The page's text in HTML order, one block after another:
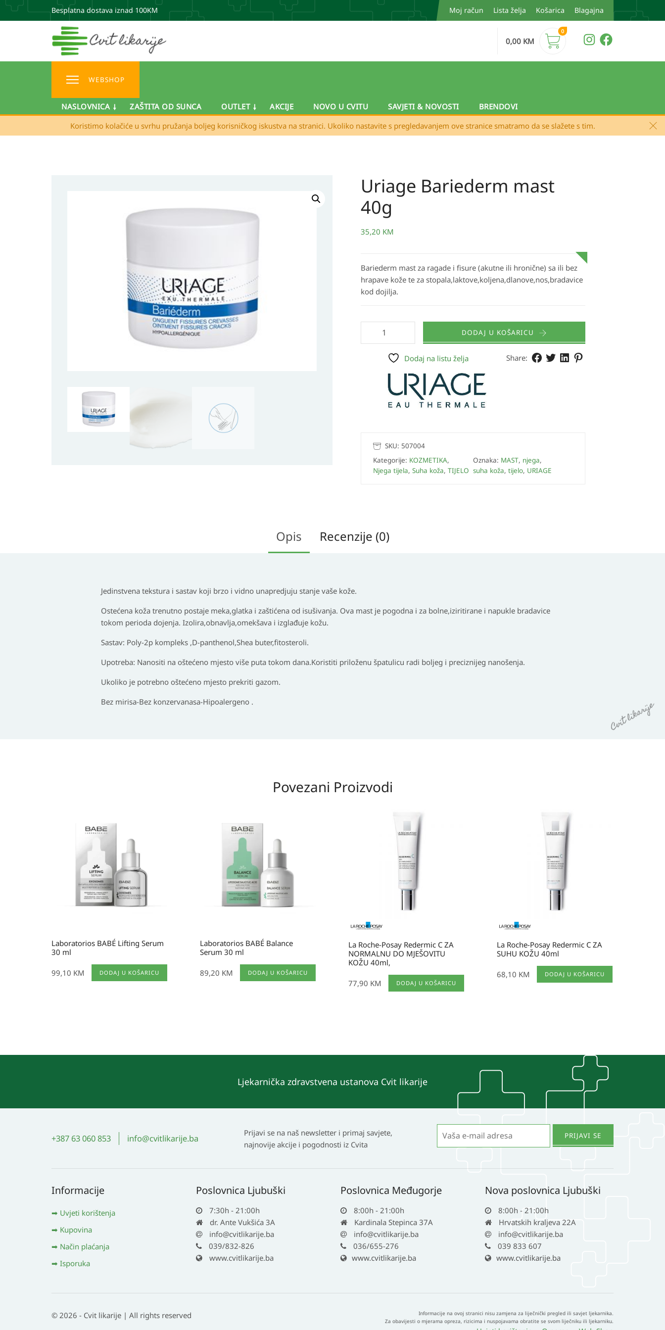
Besplatna dostava iznad 100KM Moj račun Lista želja Košarica Blagajna
0,00 KM
0
WEBSHOP
NASLOVNICA ZAŠTITA OD SUNCA OUTLET AKCIJE NOVO U CVITU SAVJETI & NOVOSTI
BRENDOVI
Koristimo kolačiće u svrhu pružanja boljeg korisničkog iskustva na stranici. Ukoliko nastavite s pregledavanjem ove stranice smatramo da se slažete s tim.
Uriage Bariederm mast
40g
35,20 KM
Bariederm mast za ragade i fisure (akutne ili hronične) sa ili bez
hrapave kože te za stopala,laktove,koljena,dlanove,nos,bradavice
kod dojilja.
Bariederm
količina
DODAJ U KOŠARICU
Share:
Dodaj na listu želja
SKU: 507004
Kategorije: KOZMETIKA,
Njega tijela, Suha koža, TIJELO
Oznaka: MAST, njega,
suha koža, tijelo, URIAGE
Opis Recenzije (0)
Jedinstvena tekstura i sastav koji brzo i vidno unapredjuju stanje vaše kože.
Ostećena koža trenutno postaje meka,glatka i zaštićena od isušivanja. Ova mast je pogodna i za bolne,iziritirane i napukle bradavice
tokom perioda dojenja. Izolira,obnavlja,omekšava i izglađuje kožu.
Sastav: Poly-2p kompleks ,D-panthenol,Shea buter,fitosteroli.
Upotreba: Nanositi na oštećeno mjesto više puta tokom dana.Koristiti priloženu špatulicu radi boljeg i preciznijeg nanošenja.
Ukoliko je potrebno oštećeno mjesto prekriti gazom.
Bez mirisa-Bez konzervanasa-Hipoalergeno .
Povezani Proizvodi
Laboratorios BABÉ Lifting Serum
30 ml
99,10 KM DODAJ U KOŠARICU
Laboratorios BABÉ Balance
Serum 30 ml
89,20 KM DODAJ U KOŠARICU
La Roche-Posay Redermic C ZA
NORMALNU DO MJEŠOVITU
KOŽU 40ml,
77,90 KM DODAJ U KOŠARICU
La Roche-Posay Redermic C ZA
SUHU KOŽU 40ml
68,10 KM DODAJ U KOŠARICU
Ljekarnička zdravstvena ustanova Cvit likarije
+387 63 060 853 info@cvitlikarije.ba
Prijavi se na naš newsletter i primaj savjete,
najnovije akcije i pogodnosti iz Cvita
Informacije
Uvjeti korištenja
Kupovina
Način plaćanja
Isporuka
Poslovnica Ljubuški
7:30h - 21:00h
dr. Ante Vukšića 3A
info@cvitlikarije.ba
039/832-826
www.cvitlikarije.ba
Poslovnica Međugorje
8:00h - 21:00h
Kardinala Stepinca 37A
info@cvitlikarije.ba
036/655-276
www.cvitlikarije.ba
Nova poslovnica Ljubuški
8:00h - 21:00h
Hrvatskih kraljeva 22A
info@cvitlikarije.ba
039 833 607
www.cvitlikarije.ba
© 2026 - Cvit likarije | All rights reserved
Informacije na ovoj stranici nisu zamjena za liječnički pregled ili savjet ljekarnika.
Za obavijesti o mjerama opreza, rizicima i nuspojavama obratite se svom liječniku ili ljekarniku.